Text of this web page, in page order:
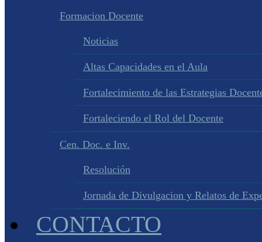
Formacion Docente
Noticias
Altas Capacidades en el Aula
Fortalecimiento de las Estrategias
Fortaleciendo el Rol del Docente
Cen. Doc. e Inv.
Resolución
Jornada de Divulgacion y Relatos de
CONTACTO